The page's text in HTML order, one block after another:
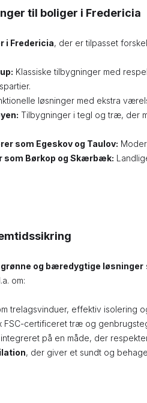
til boliger i Fredericia
i Fredericia, der er tilpasset
Klassiske tilbygninger med
løsninger med ekstra
Tilbygninger i tegl og træ, der
som Egeskov og Taulov:
som Børkop og Skærbæk:
grønne og bæredygtige løsninger
om:
trelagsvinduer, effektiv isolering
FSC-certificeret træ og
på en måde, der
, der giver et sundt og